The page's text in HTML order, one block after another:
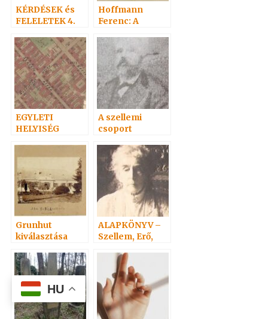
KÉRDÉSEK és
FELELETEK 4.
Hoffmann
professzor
Hoffmann
Ferenc: A
Anyag bírálata 1.
EGYLETI
HELYISÉG
A szellemi
csoport
Grunhut
kiválasztása
ALAPKÖNYV –
Szellem, Erő,
HU